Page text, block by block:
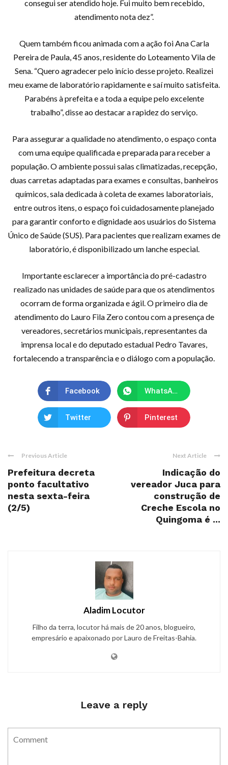
consegui ser atendido hoje. Fui muito bem recebido,
atendimento nota dez”.
Quem também ficou animada com a ação foi Ana Carla
Pereira de Paula, 45 anos, residente do Loteamento Vila de
Sena. “Quero agradecer pelo início desse projeto. Realizei
meu exame de laboratório rapidamente e saí muito satisfeita.
Parabéns à prefeita e a toda a equipe pelo excelente
trabalho”, disse ao destacar a rapidez do serviço.
Para assegurar a qualidade no atendimento, o espaço conta
com uma equipe qualificada e preparada para receber a
população. O ambiente possui salas climatizadas, recepção,
duas carretas adaptadas para exames e consultas, banheiros
químicos, sala dedicada à coleta de exames laboratoriais,
entre outros itens, o espaço foi cuidadosamente planejado
para garantir conforto e dignidade aos usuários do Sistema
Único de Saúde (SUS). Para pacientes que realizam exames de
laboratório, é disponibilizado um lanche especial.
Importante esclarecer a importância do pré-cadastro
realizado nas unidades de saúde para que os atendimentos
ocorram de forma organizada e ágil. O primeiro dia de
atendimento do Lauro Fila Zero contou com a presença de
vereadores, secretários municipais, representantes da
imprensa local e do deputado estadual Pedro Tavares,
fortalecendo a transparência e o diálogo com a população.
Facebook WhatsApp
Twitter Pinterest
Previous Article
Prefeitura decreta
ponto facultativo
nesta sexta-feira
(2/5)
Next Article
Indicação do
vereador Juca para
construção de
Creche Escola no
Quingoma é ...
Aladim Locutor
Filho da terra, locutor há mais de 20 anos, blogueiro,
empresário e apaixonado por Lauro de Freitas-Bahia.
Leave a reply